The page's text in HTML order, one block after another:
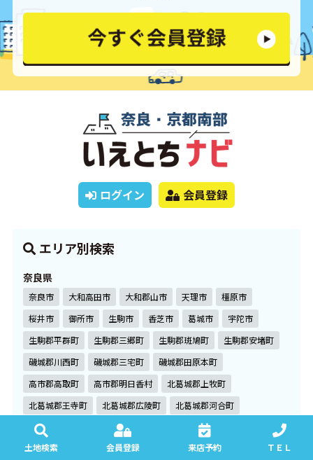
土地検索 会員登録 来店予約 ＴＥＬ
ログイン 会員登録
エリア別検索
奈良県
奈良市 大和高田市 大和郡山市 天理市
橿原市
桜井市
御所市 生駒市 香芝市 葛城市
宇陀市
生駒郡平群町
生駒郡三郷町 生駒郡斑鳩町
生駒郡安堵町
磯城郡川西町
磯城郡三宅町
磯城郡田原本町
高市郡高取町
高市郡明日香村
北葛城郡上牧町
北葛城郡王寺町
北葛城郡広陵町 北葛城郡河合町
京都府
京田辺市 木津川市 綴喜郡井手町